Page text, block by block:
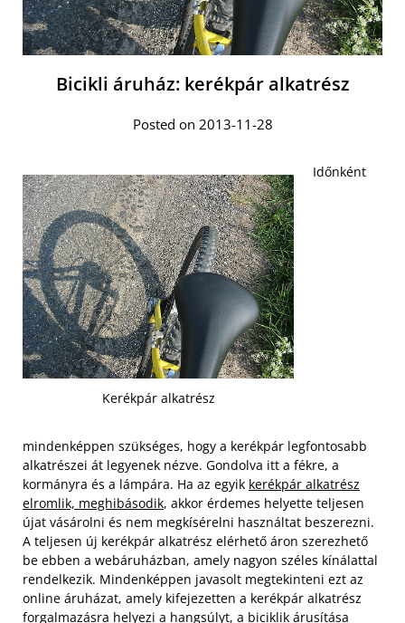
Bicikli áruház: kerékpár alkatrész
Posted on 2013-11-28
Kerékpár alkatrész
Időnként
mindenképpen szükséges, hogy a kerékpár legfontosabb
alkatrészei át legyenek nézve. Gondolva itt a fékre, a
kormányra és a lámpára. Ha az egyik kerékpár alkatrész
elromlik, meghibásodik, akkor érdemes helyette teljesen
újat vásárolni és nem megkísérelni használtat beszerezni.
A teljesen új kerékpár alkatrész elérhető áron szerezhető
be ebben a webáruházban, amely nagyon széles kínálattal
rendelkezik. Mindenképpen javasolt megtekinteni ezt az
online áruházat, amely kifejezetten a kerékpár alkatrész
forgalmazásra helyezi a hangsúlyt, a biciklik árusítása